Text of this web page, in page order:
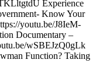
Experience
Know Your
youtu.be/J8IeM-
Documentary –
wSBEJzQ0gLk
Function? Taking